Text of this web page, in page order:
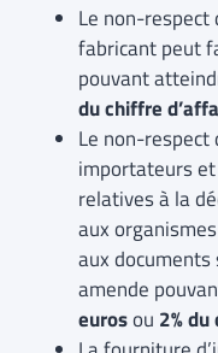
Le non-
fabricant peut
pouvant
du chiffre
Le non-
importateurs
relatives à la
aux
aux
amende
eurosou 2%